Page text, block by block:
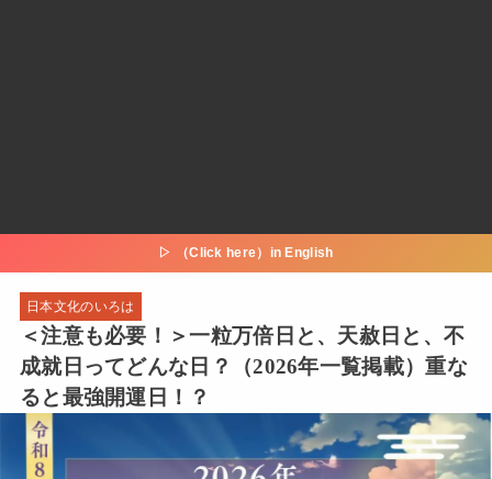
▷ （Click here）in English
日本文化のいろは
＜注意も必要！＞一粒万倍日と、天赦日と、不
成就日ってどんな日？（2026年一覧掲載）重な
ると最強開運日！？